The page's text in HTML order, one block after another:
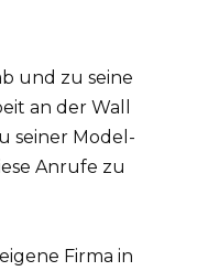
und zu seine
an der Wall
seiner Model-
Anrufe zu
Firma in